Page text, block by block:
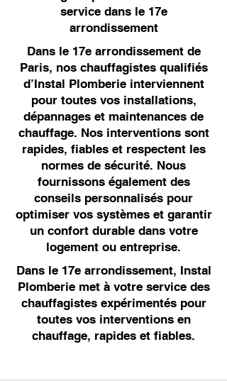
service dans le 17e
arrondissement
Dans le 17e arrondissement de
Paris, nos chauffagistes qualifiés
d’Instal Plomberie interviennent
pour toutes vos installations,
dépannages et maintenances de
chauffage. Nos interventions sont
rapides, fiables et respectent les
normes de sécurité. Nous
fournissons également des
conseils personnalisés pour
optimiser vos systèmes et garantir
un confort durable dans votre
logement ou entreprise.
Dans le 17e arrondissement, Instal
Plomberie met à votre service des
chauffagistes expérimentés pour
toutes vos interventions en
chauffage, rapides et fiables.